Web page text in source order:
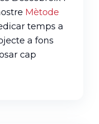
Mètode
temps a
a fons
cap